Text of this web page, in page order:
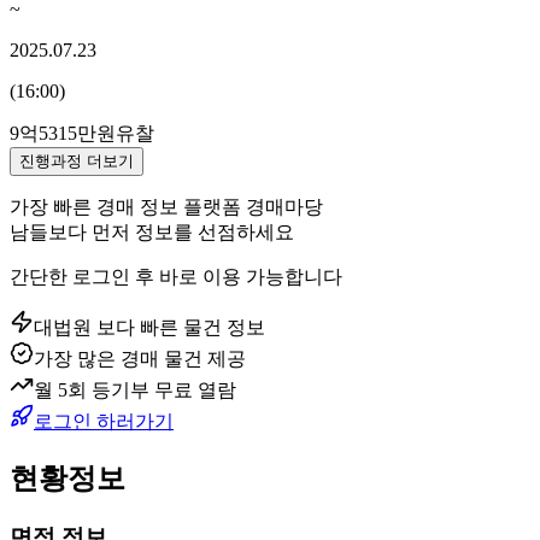
~
2025.07.23
(16:00)
9억5315만원 유찰
진행과정 더보기
가장 빠른 경매 정보 플랫폼 경매마당
남들보다 먼저 정보를 선점하세요
간단한 로그인 후 바로 이용 가능합니다
대법원 보다 빠른 물건 정보
가장 많은 경매 물건 제공
월 5회 등기부 무료 열람
로그인 하러가기
현황정보